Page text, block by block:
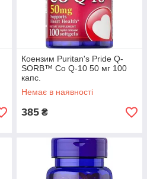
Коензим Puritan's Pride Q-
SORB™ Co Q-10 50 мг 100
капс.
Немає в наявності
385 ₴